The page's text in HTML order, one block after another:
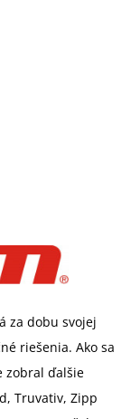
za dobu svojej
riešenia. Ako sa
zobral ďalšie
Truvativ, Zipp